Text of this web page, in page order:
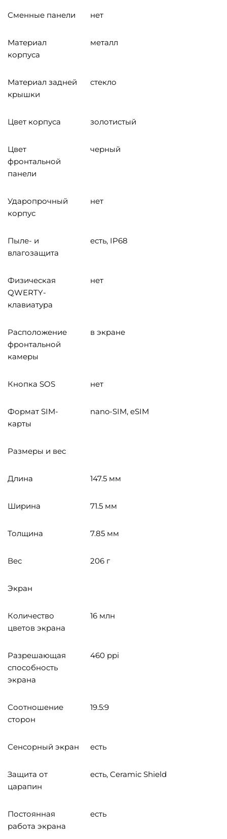
Сменные панели нет
Материал
корпуса
металл
Материал задней
крышки
стекло
Цвет корпуса золотистый
Цвет
фронтальной
панели
черный
Ударопрочный
корпус
нет
Пыле- и
влагозащита
есть, IP68
Физическая
QWERTY-
клавиатура
нет
Расположение
фронтальной
камеры
в экране
Кнопка SOS нет
Формат SIM-
карты
nano-SIM, eSIM
Размеры и вес
Длина 147.5 мм
Ширина 71.5 мм
Толщина 7.85 мм
Вес 206 г
Экран
Количество
цветов экрана
16 млн
Разрешающая
способность
экрана
460 ppi
Соотношение
сторон
19.5:9
Сенсорный экран есть
Защита от
царапин
есть, Ceramic Shield
Постоянная
работа экрана
есть